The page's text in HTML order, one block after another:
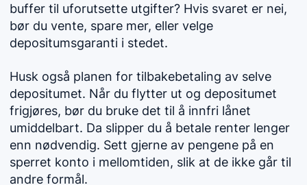
buffer til uforutsette utgifter? Hvis svaret er nei,
bør du vente, spare mer, eller velge
depositumsgaranti i stedet.
Husk også planen for tilbakebetaling av selve
depositumet. Når du flytter ut og depositumet
frigjøres, bør du bruke det til å innfri lånet
umiddelbart. Da slipper du å betale renter lenger
enn nødvendig. Sett gjerne av pengene på en
sperret konto i mellomtiden, slik at de ikke går til
andre formål.